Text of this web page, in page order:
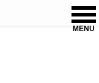
MENU